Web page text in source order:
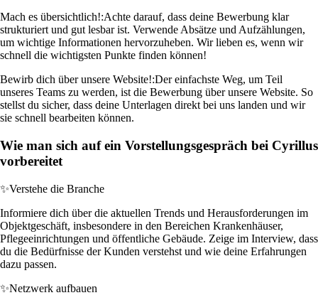
Mach es übersichtlich!:Achte darauf, dass deine Bewerbung klar
strukturiert und gut lesbar ist. Verwende Absätze und Aufzählungen,
um wichtige Informationen hervorzuheben. Wir lieben es, wenn wir
schnell die wichtigsten Punkte finden können!
Bewirb dich über unsere Website!:Der einfachste Weg, um Teil
unseres Teams zu werden, ist die Bewerbung über unsere Website. So
stellst du sicher, dass deine Unterlagen direkt bei uns landen und wir
sie schnell bearbeiten können.
Wie man sich auf ein Vorstellungsgespräch bei Cyrillus
vorbereitet
✨Verstehe die Branche
Informiere dich über die aktuellen Trends und Herausforderungen im
Objektgeschäft, insbesondere in den Bereichen Krankenhäuser,
Pflegeeinrichtungen und öffentliche Gebäude. Zeige im Interview, dass
du die Bedürfnisse der Kunden verstehst und wie deine Erfahrungen
dazu passen.
✨Netzwerk aufbauen